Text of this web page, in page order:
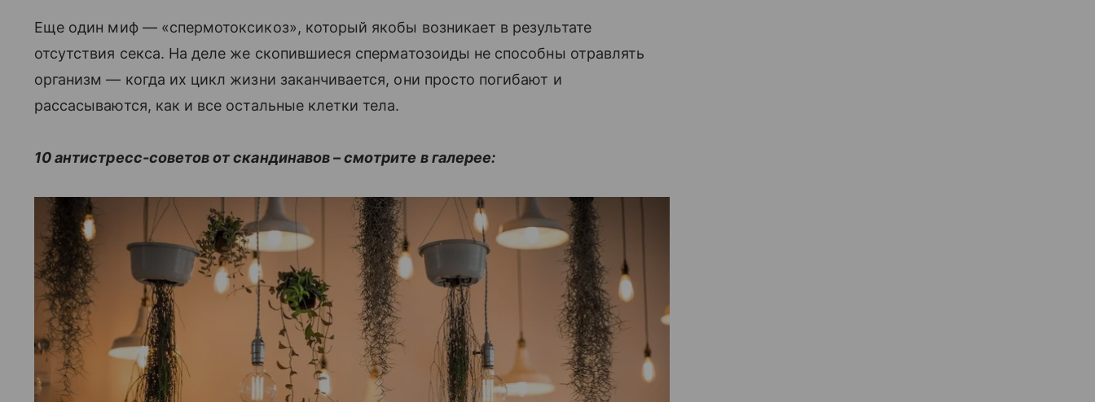
Еще один миф — «спермотоксикоз», который якобы возникает в результате
отсутствия секса. На деле же скопившиеся сперматозоиды не способны отравлять
организм — когда их цикл жизни заканчивается, они просто погибают и
рассасываются, как и все остальные клетки тела.
10 антистресс-советов от скандинавов – смотрите в галерее: